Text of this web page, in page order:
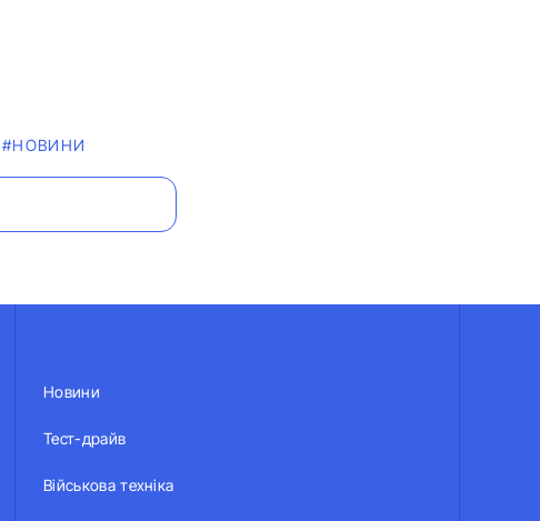
#НОВИНИ
Новини
Тест-драйв
Військова техніка